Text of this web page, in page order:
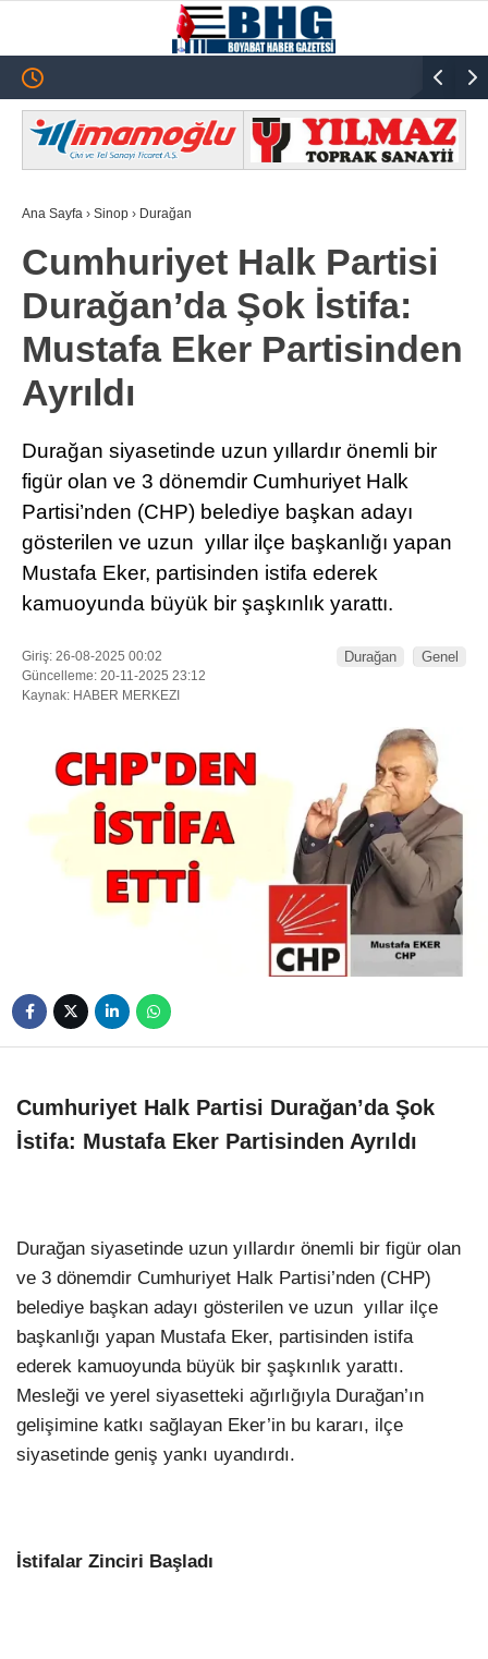
WhatsApp İhbar
Facebook
Instagram
Youtube
Pinterest
Dribbble
17°
SINOP
VİDEO
SIYASET
GENEL
SPOR
SERVISLER
Ana Sayfa › Sinop › Durağan
Cumhuriyet Halk Partisi
Durağan’da Şok İstifa:
Mustafa Eker Partisinden
Ayrıldı
Durağan siyasetinde uzun yıllardır önemli bir
figür olan ve 3 dönemdir Cumhuriyet Halk
Partisi’nden (CHP) belediye başkan adayı
gösterilen ve uzun yıllar ilçe başkanlığı yapan
Mustafa Eker, partisinden istifa ederek
kamuoyunda büyük bir şaşkınlık yarattı.
Giriş: 26-08-2025 00:02
Güncelleme: 20-11-2025 23:12
Kaynak: HABER MERKEZI
Durağan Genel
Cumhuriyet Halk Partisi Durağan’da Şok
İstifa: Mustafa Eker Partisinden Ayrıldı
Durağan siyasetinde uzun yıllardır önemli bir figür olan
ve 3 dönemdir Cumhuriyet Halk Partisi’nden (CHP)
belediye başkan adayı gösterilen ve uzun yıllar ilçe
başkanlığı yapan Mustafa Eker, partisinden istifa
ederek kamuoyunda büyük bir şaşkınlık yarattı.
Mesleği ve yerel siyasetteki ağırlığıyla Durağan’ın
gelişimine katkı sağlayan Eker’in bu kararı, ilçe
siyasetinde geniş yankı uyandırdı.
İstifalar Zinciri Başladı